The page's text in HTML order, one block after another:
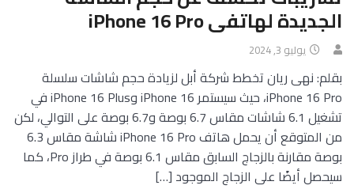
الجديدة لهاتفى iPhone 16 Pro
يوليو 3, 2024
بقلم: نهى ريان تخطط شركة أبل لزيادة حجم شاشات سلسلة
iPhone 16 Pro، حيث سيستمر iPhone 16 وiPhone 16 Plus في
تشغيل 6.1 شاشات مقاس 6.7 بوصة و6.7 بوصة على التوالي، لكن
من المتوقع أن يحمل هاتف iPhone 16 Pro شاشة مقاس 6.3
بوصة مقارنة بالزجاج السابق مقاس 6.1 بوصة في طراز Pro، كما
سيحصل أيضًا على الزجاج الموجود […]